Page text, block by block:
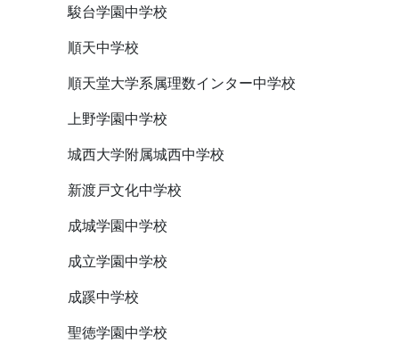
駿台学園中学校
順天中学校
順天堂大学系属理数インター中学校
上野学園中学校
城西大学附属城西中学校
新渡戸文化中学校
成城学園中学校
成立学園中学校
成蹊中学校
聖徳学園中学校